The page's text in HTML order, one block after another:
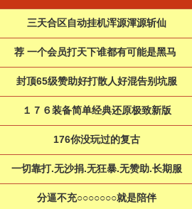
三天合区自动挂机浑源渾源斩仙
荐 一个会员打天下谁都有可能是黑马
封顶65级赞助好打散人好混告别坑服
１７６装备简单经典还原极致新版
176你没玩过的复古
一切靠打.无沙捐.无狂暴.无赞助.长期服
分逼不充○○○○○○○就是陪伴